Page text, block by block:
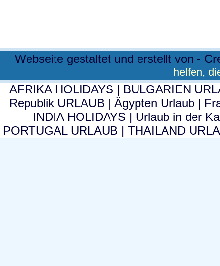
Webseite gestaltet und erstellt von -
helfen,
AFRIKA HOLIDAYS | BULGARIEN
Republik URLAUB | Ägypten Urlaub |
INDIA HOLIDAYS | Urlaub in der
PORTUGAL URLAUB | THAILAND